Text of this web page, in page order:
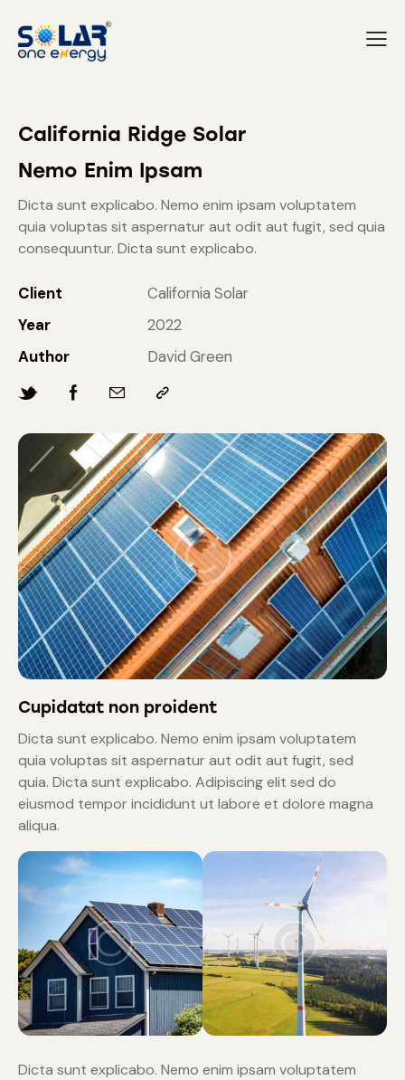
California Ridge Solar
Nemo Enim Ipsam
Dicta sunt explicabo. Nemo enim ipsam voluptatem
quia voluptas sit aspernatur aut odit aut fugit, sed quia
consequuntur. Dicta sunt explicabo.
Client
California Solar
Year
2022
Author
David Green
Cupidatat non proident
Dicta sunt explicabo. Nemo enim ipsam voluptatem
quia voluptas sit aspernatur aut odit aut fugit, sed
quia. Dicta sunt explicabo. Adipiscing elit sed do
eiusmod tempor incididunt ut labore et dolore magna
aliqua.
Dicta sunt explicabo. Nemo enim ipsam voluptatem